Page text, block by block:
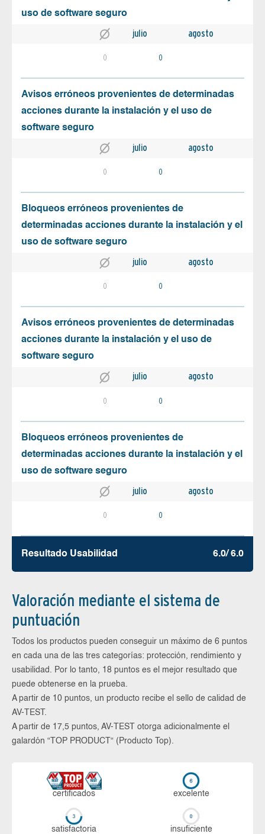
uso de software seguro
julio agosto
0 0
Avisos erróneos provenientes de determinadas
acciones durante la instalación y el uso de
software seguro
julio agosto
0 0
Bloqueos erróneos provenientes de
determinadas acciones durante la instalación y el
uso de software seguro
julio agosto
0 0
Avisos erróneos provenientes de determinadas
acciones durante la instalación y el uso de
software seguro
julio agosto
0 0
Bloqueos erróneos provenientes de
determinadas acciones durante la instalación y el
uso de software seguro
julio agosto
0 0
Resultado Usabilidad 6.0/ 6.0
Valoración mediante el sistema de
puntuación
Todos los productos pueden conseguir un máximo de 6 puntos
en cada una de las tres categorías: protección, rendimiento y
usabilidad. Por lo tanto, 18 puntos es el mejor resultado que
puede obtenerse en la prueba.
A partir de 10 puntos, un producto recibe el sello de calidad de
AV-TEST.
A partir de 17,5 puntos, AV-TEST otorga adicionalmente el
galardón “TOP PRODUCT“ (Producto Top).
certi­ficados ex­ce­len­te
sa­tis­fac­to­ria in­su­fi­cien­te